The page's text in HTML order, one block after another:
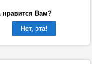
нравится Вам?
Нет, эта!